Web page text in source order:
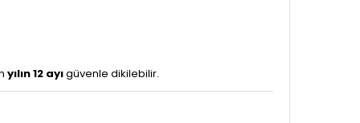
yılın 12 ayıgüvenle dikilebilir.